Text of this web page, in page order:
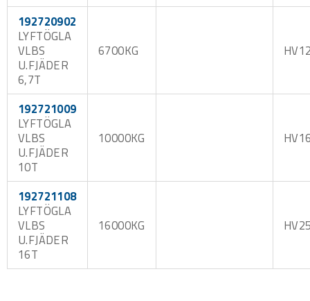
192720902
LYFTÖGLA
VLBS
U.FJÄDER
6,7T
6700KG
192721009
LYFTÖGLA
VLBS
U.FJÄDER
10T
10000KG
192721108
LYFTÖGLA
VLBS
U.FJÄDER
16T
16000KG